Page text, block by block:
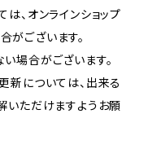
、オンラインショップ
ございます。
場合がございます。
新については、出来る
いただけますようお願